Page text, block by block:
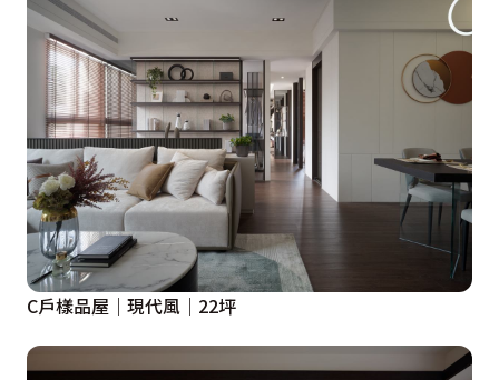
C戶樣品屋｜現代風｜22坪